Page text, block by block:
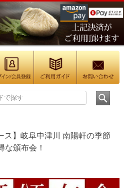
ス】岐阜中津川 南陽軒の季節
な頒布会！